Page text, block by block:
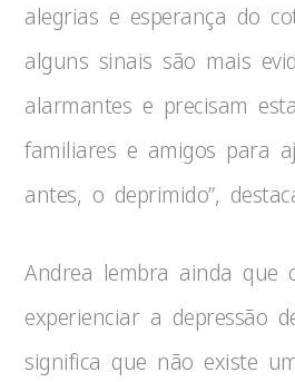
alegrias e esperança do
alguns sinais são mais
alarmantes e precisam
familiares e amigos para
antes, o deprimido”,
Andrea lembra ainda que
experienciar a depressão
significa que não existe